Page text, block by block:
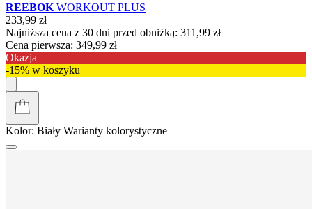
REEBOK WORKOUT PLUS
233,99 zł
Najniższa cena z 30 dni przed obniżką: 311,99 zł
Cena pierwsza: 349,99 zł
Okazja
-15% w koszyku
Kolor: Biały Warianty kolorystyczne